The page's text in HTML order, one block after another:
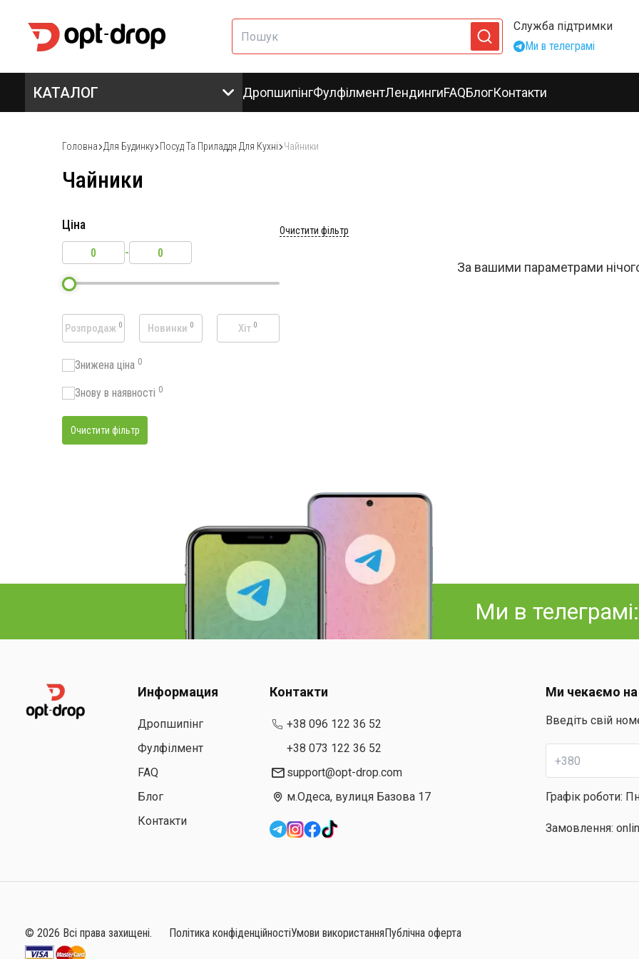
Служба підтримки
Ми в телеграмі
КАТАЛОГ ДропшипінгФулфілментЛендингиFAQБлогКонтакти
Головна Для Будинку Посуд Та Приладдя Для Кухні Чайники
Чайники
Ціна
-
Розпродаж 0 Новинки 0 Хіт 0
Знижена ціна 0
Знову в наявності 0
Очистити фільтр
Очистити фільтр
За вашими параметрами
Ми в телеграмі:
Информация
Дропшипінг
Фулфілмент
FAQ
Блог
Контакти
Контакти
+38 096 122 36 52
+38 073 122 36 52
support@opt-drop.com
м.Одеса, вулиця Базова 17
Ми чекаємо на
Введіть свій
Графік роботи:
Замовлення:
© 2026 Всі права захищені. Політика конфіденційностіУмови використання Публічна оферта